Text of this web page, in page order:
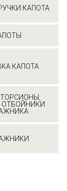
КАПОТА
КАПОТА
ОТБОЙНИКИ